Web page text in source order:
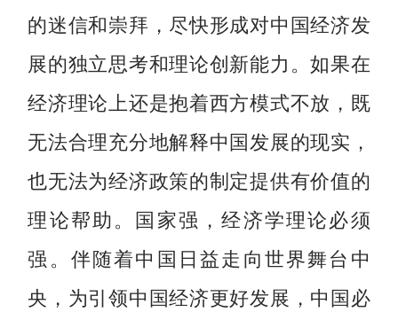
的迷信和崇拜，尽快形成对中国经济发
展的独立思考和理论创新能力。如果在
经济理论上还是抱着西方模式不放，既
无法合理充分地解释中国发展的现实，
也无法为经济政策的制定提供有价值的
理论帮助。国家强，经济学理论必须
强。伴随着中国日益走向世界舞台中
央，为引领中国经济更好发展，中国必